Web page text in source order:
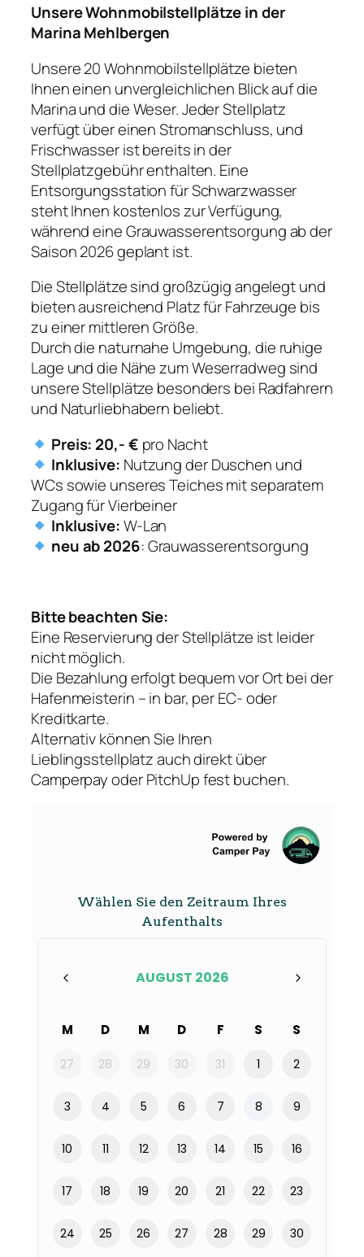
Unsere Wohnmobilstellplätze in der
Marina Mehlbergen
Unsere 20 Wohnmobilstellplätze bieten
Ihnen einen unvergleichlichen Blick auf die
Marina und die Weser. Jeder Stellplatz
verfügt über einen Stromanschluss, und
Frischwasser ist bereits in der
Stellplatzgebühr enthalten. Eine
Entsorgungsstation für Schwarzwasser
steht Ihnen kostenlos zur Verfügung,
während eine Grauwasserentsorgung ab der
Saison 2026 geplant ist.
Die Stellplätze sind großzügig angelegt und
bieten ausreichend Platz für Fahrzeuge bis
zu einer mittleren Größe.
Durch die naturnahe Umgebung, die ruhige
Lage und die Nähe zum Weserradweg sind
unsere Stellplätze besonders bei Radfahrern
und Naturliebhabern beliebt.
Preis: 20,- € pro Nacht
Inklusive: Nutzung der Duschen und
WCs sowie unseres Teiches mit separatem
Zugang für Vierbeiner
Inklusive:W-Lan
neu ab 2026: Grauwasserentsorgung
Bitte beachten Sie:
Eine Reservierung der Stellplätze ist leider
nicht möglich.
Die Bezahlung erfolgt bequem vor Ort bei der
Hafenmeisterin – in bar, per EC- oder
Kreditkarte.
Alternativ können Sie Ihren
Lieblingsstellplatz auch direkt über
Camperpay oder PitchUp fest buchen.